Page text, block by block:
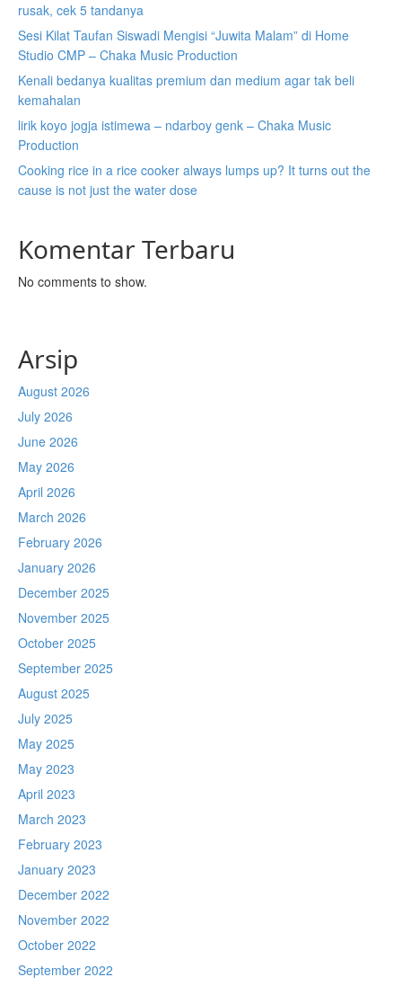
rusak, cek 5 tandanya
Sesi Kilat Taufan Siswadi Mengisi “Juwita Malam” di Home
Studio CMP – Chaka Music Production
Kenali bedanya kualitas premium dan medium agar tak beli
kemahalan
lirik koyo jogja istimewa – ndarboy genk – Chaka Music
Production
Cooking rice in a rice cooker always lumps up? It turns out the
cause is not just the water dose
Komentar Terbaru
No comments to show.
Arsip
August 2026
July 2026
June 2026
May 2026
April 2026
March 2026
February 2026
January 2026
December 2025
November 2025
October 2025
September 2025
August 2025
July 2025
May 2025
May 2023
April 2023
March 2023
February 2023
January 2023
December 2022
November 2022
October 2022
September 2022